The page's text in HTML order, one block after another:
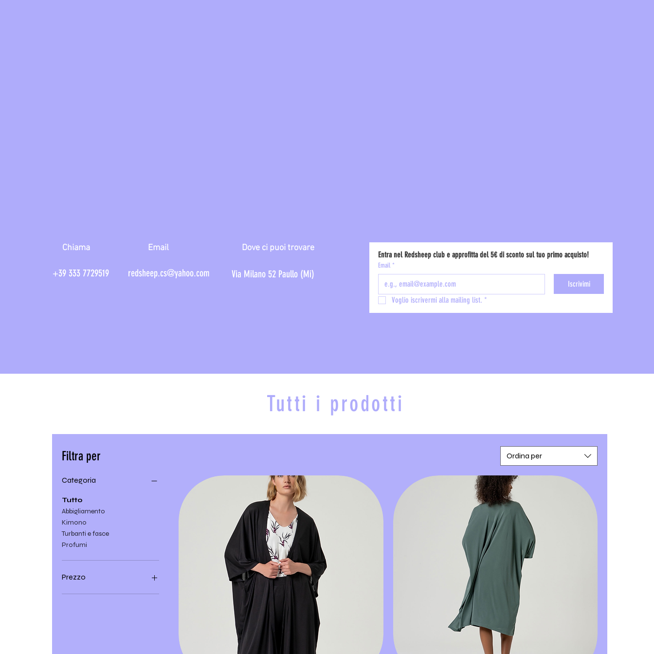
redsheep.cs@yahoo.com Via Milano 52 Paullo (Mi)
Entra nel Redsheep club e approfitta del 5€ di sconto sul tuo primo acquisto!
Email *
Iscrivimi
Voglio iscrivermi alla mailing list. *
Chiama
+39 333 7729519
Email Dove ci puoi trovare
Tutti i prodotti
Filtra per
Categoria
Tutto
Abbigliamento
Kimono
Turbanti e fasce
Profumi
Prezzo
Ordina per